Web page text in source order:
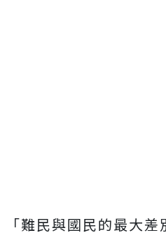
「難民與國民的最大